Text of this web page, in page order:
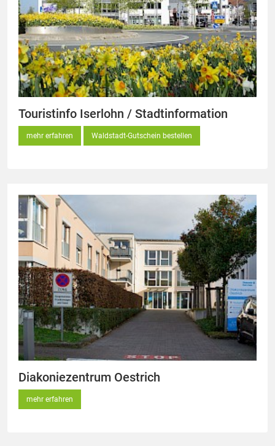
Touristinfo Iserlohn / Stadtinformation
mehr erfahren Waldstadt-Gutschein bestellen
Diakoniezentrum Oestrich
mehr erfahren